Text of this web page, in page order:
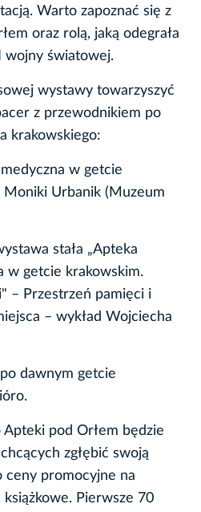
Warto zapoznać się z
oraz rolą, jaką odegrała
wojny światowej.
wystawy towarzyszyć
z przewodnikiem po
krakowskiego:
w getcie
Moniki Urbanik (Muzeum
stała „Apteka
w getcie krakowskim.
– Przestrzeń pamięci i
– wykład Wojciecha
dawnym getcie
pod Orłem będzie
zgłębić swoją
ceny promocyjne na
Pierwsze 70